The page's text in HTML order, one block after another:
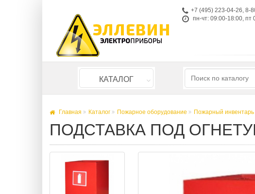
+7 (495) 223-04-26, 8-
пн-чт: 09:00-18:00, пт
КАТАЛОГ
Главная Каталог Пожарное оборудование Пожарный инвентарь
ПОДСТАВКА ПОД